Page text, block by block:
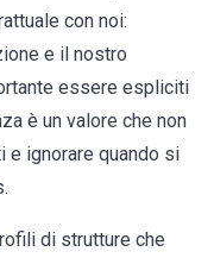
con noi:
e il nostro
essere espliciti
è un valore che non
e ignorare quando si
di strutture che